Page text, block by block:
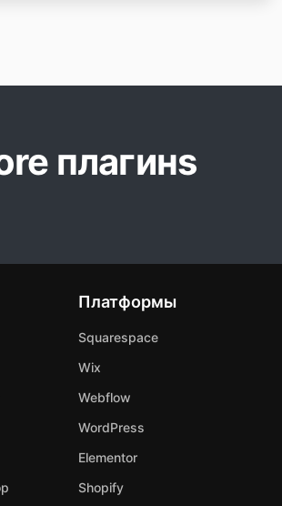
плагинs
Платформы
Squarespace
Wix
Webflow
WordPress
Elementor
Shopify